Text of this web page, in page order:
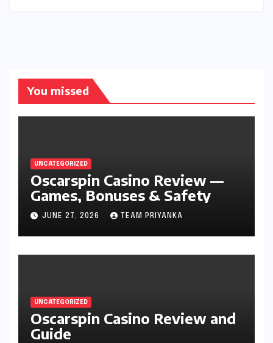
You missed
UNCATEGORIZED
Oscarspin Casino Review —
Games, Bonuses & Safety
JUNE 27, 2026 TEAM PRIYANKA
UNCATEGORIZED
Oscarspin Casino Review and
Guide